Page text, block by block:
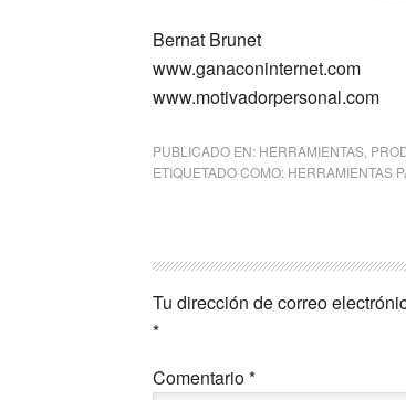
Bernat Brunet
www.ganaconinternet.com
www.motivadorpersonal.com
PUBLICADO EN: HERRAMIENTAS
ETIQUETADO COMO: HERRAMIENTAS
Tu dirección de correo
*
Comentario*